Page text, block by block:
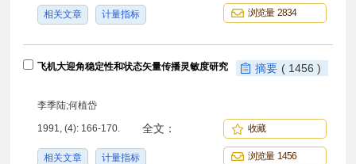
相关文章 计量指标 浏览量 2834
飞机大迎角稳定性和状态矢量传播灵敏度研究 摘要 ( 1456 )
李季陆;何植岱
1991, (4): 166-170. 全文：
相关文章 计量指标
收藏
浏览量 1456